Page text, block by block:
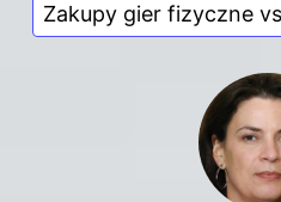
Zakupy gier fizyczne